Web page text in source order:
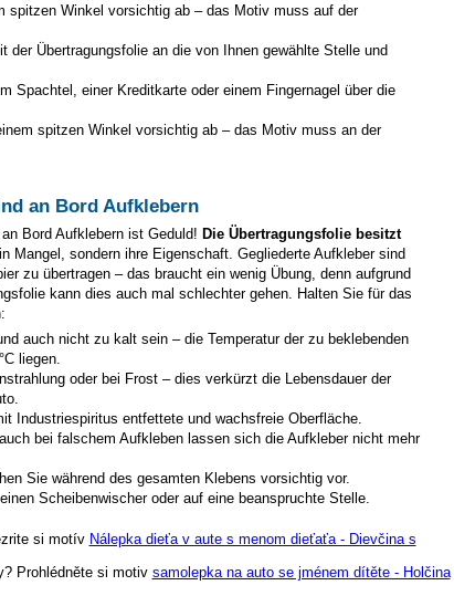
spitzen Winkel vorsichtig ab – das Motiv muss auf der
der Übertragungsfolie an die von Ihnen gewählte Stelle und
Spachtel, einer Kreditkarte oder einem Fingernagel über die
spitzen Winkel vorsichtig ab – das Motiv muss an der
an Bord Aufklebern
Bord Aufklebern ist Geduld! Die Übertragungsfolie besitzt
Mangel, sondern ihre Eigenschaft. Gegliederte Aufkleber sind
zu übertragen – das braucht ein wenig Übung, denn aufgrund
kann dies auch mal schlechter gehen. Halten Sie für das
auch nicht zu kalt sein – die Temperatur der zu beklebenden
liegen.
oder bei Frost – dies verkürzt die Lebensdauer der
Industriespiritus entfettete und wachsfreie Oberfläche.
bei falschem Aufkleben lassen sich die Aufkleber nicht mehr
Sie während des gesamten Klebens vorsichtig vor.
Scheibenwischer oder auf eine beanspruchte Stelle.
si motív Nálepka dieťa v aute s menom dieťaťa - Dievčina s
Prohlédněte si motiv samolepka na auto se jménem dítěte - Holčina